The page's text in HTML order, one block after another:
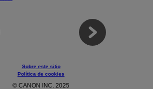
Sobre este sitio
Política de cookies
© CANON INC. 2025